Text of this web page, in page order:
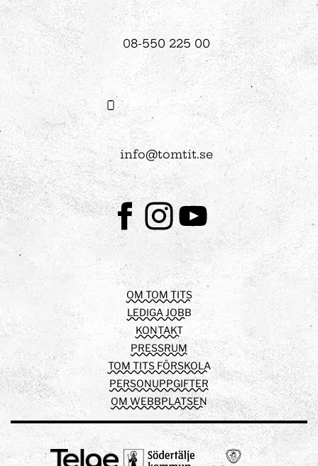
08-550 225 00
info@tomtit.se
FacebookInstagram
Youtube
OM TOM TITS
LEDIGA JOBB
KONTAKT
PRESSRUM
TOM TITS FÖRSKOLA
PERSONUPPGIFTER
OM WEBBPLATSEN